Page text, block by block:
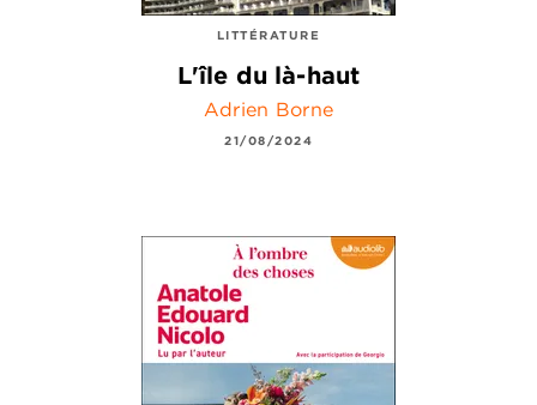
LITTÉRATURE
L'île du là-haut
Adrien Borne
21/08/2024